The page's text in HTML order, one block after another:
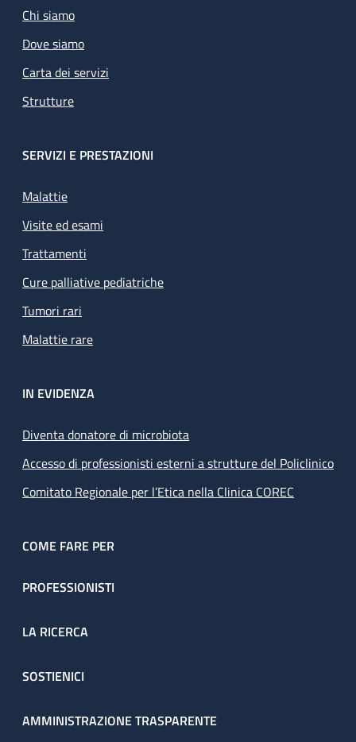
Chi siamo
Dove siamo
Carta dei servizi
Strutture
SERVIZI E PRESTAZIONI
Malattie
Visite ed esami
Trattamenti
Cure palliative pediatriche
Tumori rari
Malattie rare
IN EVIDENZA
Diventa donatore di microbiota
Accesso di professionisti esterni a strutture del Policlinico
Comitato Regionale per l’Etica nella Clinica COREC
COME FARE PER
PROFESSIONISTI
LA RICERCA
SOSTIENICI
AMMINISTRAZIONE TRASPARENTE